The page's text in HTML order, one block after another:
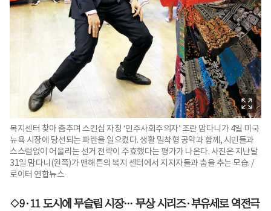
복지센터 찾아 춤추며 스킨십 자칭 ‘민주사회주의자’ 조란 맘다니가 4일 미국
뉴욕 시장에 당선되는 파란을 일으켰다. 생활 밀착형 공약과 함께, 시민들과
스스럼없이 어울리는 선거 전략이 주효했다는 평가가 나온다. 사진은 지난달
31일 맘다니(왼쪽)가 맨해튼의 복지 센터에서 지지자들과 춤을 추는 모습. /
로이터 연합뉴스
◇9·11 도시에 무슬림 시장… 무상 시리즈·부유세로 역전극